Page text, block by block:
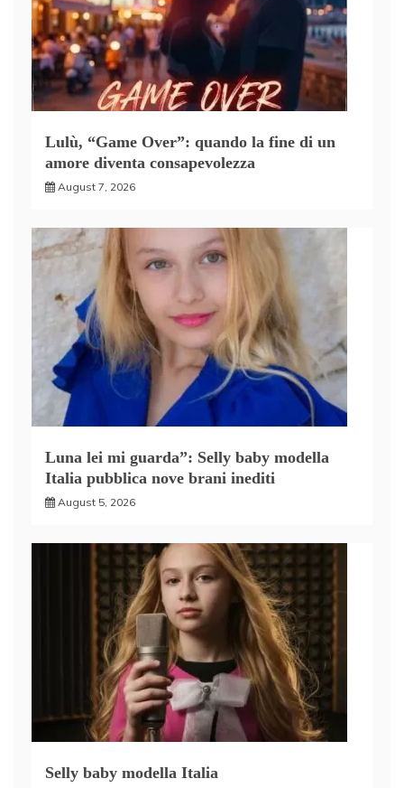
Lulù, “Game Over”: quando la fine di un
amore diventa consapevolezza
August 7, 2026
Luna lei mi guarda”: Selly baby modella
Italia pubblica nove brani inediti
August 5, 2026
Selly baby modella Italia